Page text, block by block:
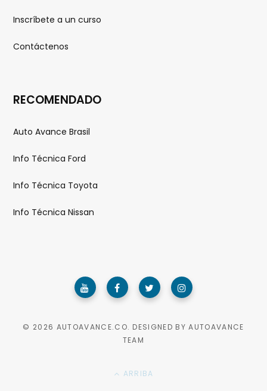
Inscríbete a un curso
Contáctenos
RECOMENDADO
Auto Avance Brasil
Info Técnica Ford
Info Técnica Toyota
Info Técnica Nissan
© 2026 AUTOAVANCE.CO. DESIGNED BY AUTOAVANCE
TEAM
ARRIBA